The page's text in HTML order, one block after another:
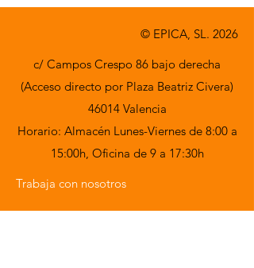
© EPICA, SL. 2026
c/ Campos Crespo 86 bajo derecha
(Acceso directo por Plaza Beatriz Civera)
46014 Valencia
Horario: Almacén Lunes-Viernes de 8:00 a
15:00h, Oficina de 9 a 17:30h
Trabaja con nosotros